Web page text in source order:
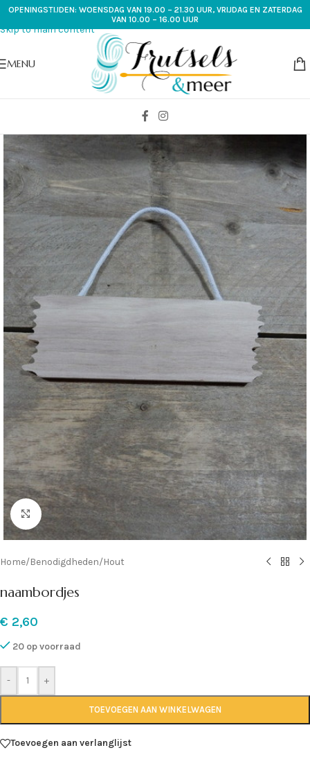
Skip to navigation
Skip to main content
OPENINGSTIJDEN: WOENSDAG VAN 19.00 – 21.30 UUR, VRIJDAG EN ZATERDAG
VAN 10.00 – 16.00 UUR
MENU
Klik om te vergroten
Home/Benodigdheden/Hout
naambordjes
€ 2,60
20 op voorraad
- +
TOEVOEGEN AAN WINKELWAGEN
Toevoegen aan verlanglijst